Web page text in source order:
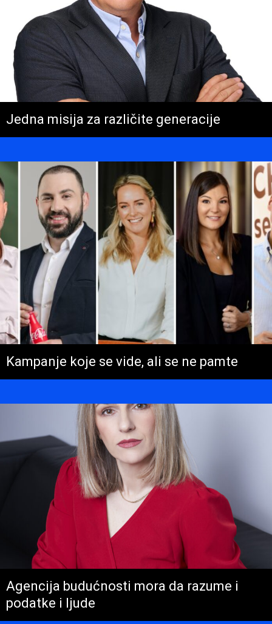
Jedna misija za različite generacije
Kampanje koje se vide, ali se ne pamte
Agencija budućnosti mora da razume i
podatke i ljude